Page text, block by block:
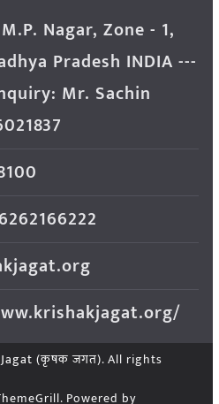
Nagar, Zone - 1,
Pradesh INDIA ---
Mr. Sachin
(कृषक जगत). All rights
Powered by